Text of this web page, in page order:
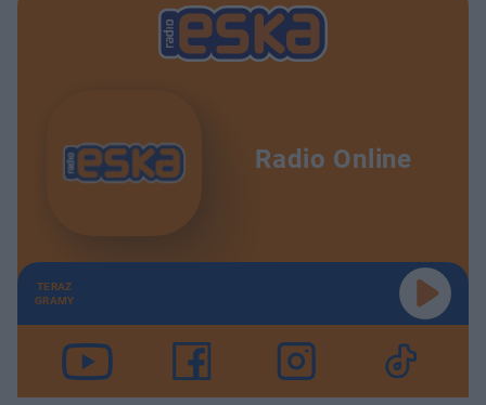
Radio Online
TERAZ
GRAMY